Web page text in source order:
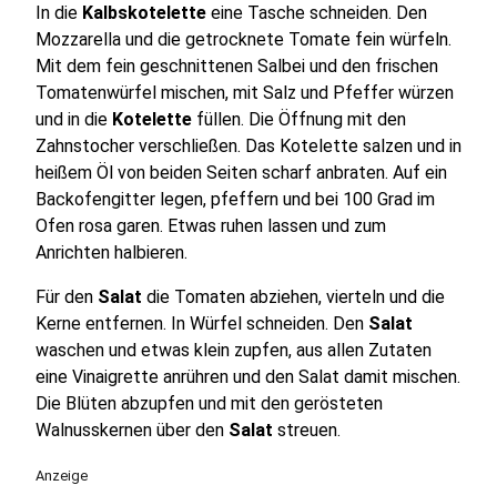
In die Kalbskotelette eine Tasche schneiden. Den
Mozzarella und die getrocknete Tomate fein würfeln.
Mit dem fein geschnittenen Salbei und den frischen
Tomatenwürfel mischen, mit Salz und Pfeffer würzen
und in die Kotelette füllen. Die Öffnung mit den
Zahnstocher verschließen. Das Kotelette salzen und in
heißem Öl von beiden Seiten scharf anbraten. Auf ein
Backofengitter legen, pfeffern und bei 100 Grad im
Ofen rosa garen. Etwas ruhen lassen und zum
Anrichten halbieren.
Für den Salat die Tomaten abziehen, vierteln und die
Kerne entfernen. In Würfel schneiden. Den Salat
waschen und etwas klein zupfen, aus allen Zutaten
eine Vinaigrette anrühren und den Salat damit mischen.
Die Blüten abzupfen und mit den gerösteten
Walnusskernen über den Salat streuen.
Anzeige